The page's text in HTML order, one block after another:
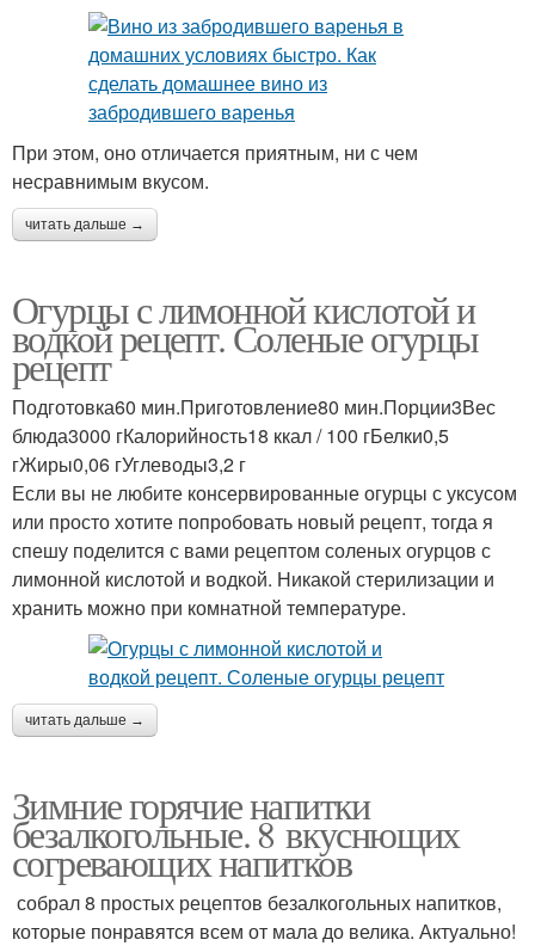
При этом, оно отличается приятным, ни с чем
несравнимым вкусом.
читать дальше →
Огурцы с лимонной кислотой и
водкой рецепт. Соленые огурцы
рецепт
Подготовка60 мин.Приготовление80 мин.Порции3Вес
блюда3000 гКалорийность18 ккал / 100 гБелки0,5
гЖиры0,06 гУглеводы3,2 г
Если вы не любите консервированные огурцы с уксусом
или просто хотите попробовать новый рецепт, тогда я
спешу поделится с вами рецептом соленых огурцов с
лимонной кислотой и водкой. Никакой стерилизации и
хранить можно при комнатной температуре.
читать дальше →
Зимние горячие напитки
безалкогольные. 8 вкуснющих
согревающих напитков
собрал 8 простых рецептов безалкогольных напитков,
которые понравятся всем от мала до велика. Актуально!